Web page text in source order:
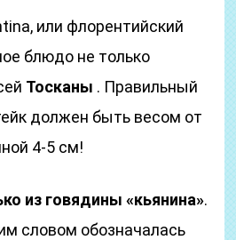
или флорентийский
блюдо не только
Тосканы . Правильный
должен быть весом от
4-5 см!
из говядины «кьянина».
словом обозначалась